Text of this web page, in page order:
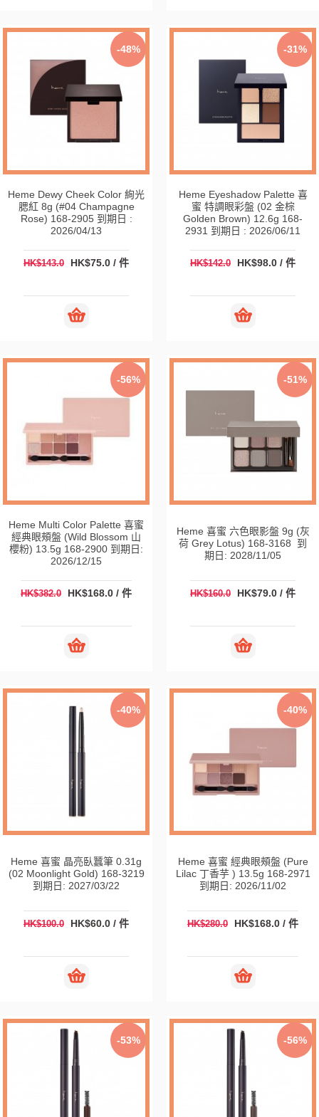
-48%
Heme Dewy Cheek Color 絢光
腮紅 8g (#04 Champagne
Rose) 168-2905 到期日 :
2026/04/13
HK$143.0 HK$75.0 / 件
-31%
Heme Eyeshadow Palette 喜
蜜 特調眼彩盤 (02 金棕
Golden Brown) 12.6g 168-
2931 到期日 : 2026/06/11
HK$142.0 HK$98.0 / 件
-56%
Heme Multi Color Palette 喜蜜
經典眼頰盤 (Wild Blossom 山
櫻粉) 13.5g 168-2900 到期日:
2026/12/15
HK$382.0 HK$168.0 / 件
-51%
Heme 喜蜜 六色眼影盤 9g (灰
荷 Grey Lotus) 168-3168 到
期日: 2028/11/05
HK$160.0 HK$79.0 / 件
-40%
Heme 喜蜜 晶亮臥蠶筆 0.31g
(02 Moonlight Gold) 168-3219
到期日: 2027/03/22
HK$100.0 HK$60.0 / 件
-40%
Heme 喜蜜 經典眼頰盤 (Pure
Lilac 丁香芋 ) 13.5g 168-2971
到期日: 2026/11/02
HK$280.0 HK$168.0 / 件
-53% -56%